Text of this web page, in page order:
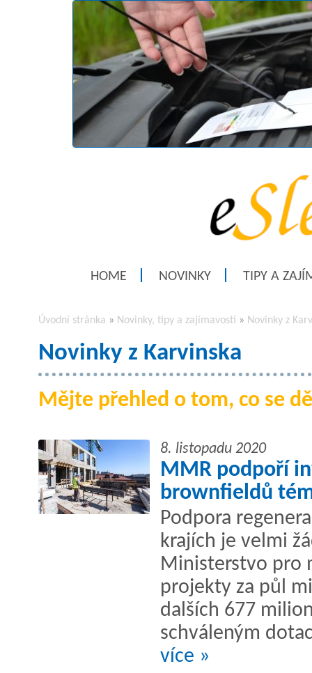
HOME NOVINKY TIPY A
Úvodní stránka » Novinky, tipy a zajímavosti » Novinky z
Novinky z Karvinska
Mějte přehled o tom, co se
8. listopadu 2020
MMR podpoří
brownfieldů
Podpora
krajích je velmi
Ministerstvo pro
projekty za půl
dalších 677
schváleným
více »